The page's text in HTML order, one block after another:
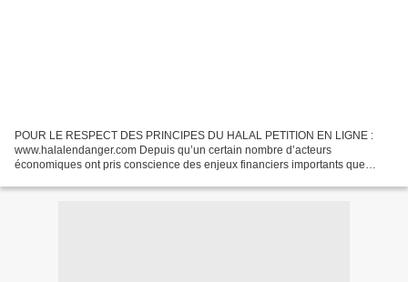
POUR LE RESPECT DES PRINCIPES DU HALAL PETITION EN LIGNE :
www.halalendanger.com Depuis qu’un certain nombre d’acteurs
économiques ont pris conscience des enjeux financiers importants que